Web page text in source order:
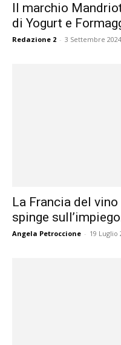
Il marchio
di Yogurt e
Redazione 2 - 3 Settembre 2024
La Francia del
spinge
Angela Petroccione - 19 Luglio